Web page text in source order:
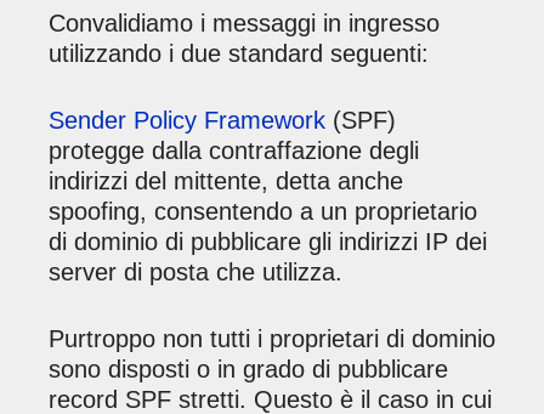
Convalidiamo i messaggi in ingresso
utilizzando i due standard seguenti:
Sender Policy Framework (SPF)
protegge dalla contraffazione degli
indirizzi del mittente, detta anche
spoofing, consentendo a un proprietario
di dominio di pubblicare gli indirizzi IP dei
server di posta che utilizza.
Purtroppo non tutti i proprietari di dominio
sono disposti o in grado di pubblicare
record SPF stretti. Questo è il caso in cui